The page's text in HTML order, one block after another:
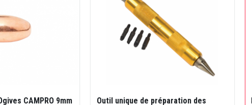
CAMPRO 9mm
Outil unique de préparation des